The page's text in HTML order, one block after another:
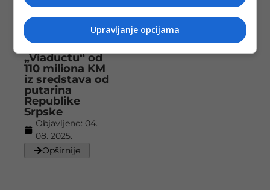
Hasanović
odobrio isplatu
duga RS
„Viaductu“ od
110 miliona KM
iz sredstava od
putarina
Republike
Srpske
Objavljeno: 04.
08. 2025.
Opširnije
Upravljanje opcijama